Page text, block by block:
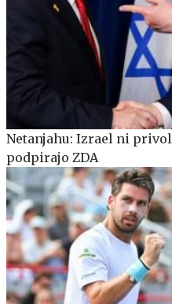
Netanjahu: Izrael ni
podpirajo ZDA